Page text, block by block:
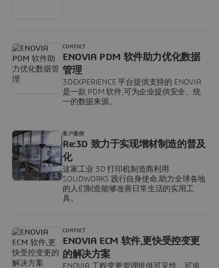
ENOVIA PDM 软件助力优化数据
管理
3DEXPERIENCE 平台提供支持的 ENOVIA
是一款 PDM 软件,可为企业提供安全、统
一的数据来源。
CONTACT
Re:3D 致力于实现增材制造的普及
化
这家工业 3D 打印机制造商利用
SOLIDWORKS 践行自身使命,助力全球各地
的人们制造能够改善日常生活的实用工
具。
客户案例
ENOVIA ECM 软件,更快受控变更
的解决方案
ENOVIA 工程变更管理提供可见性、可追
CONTACT